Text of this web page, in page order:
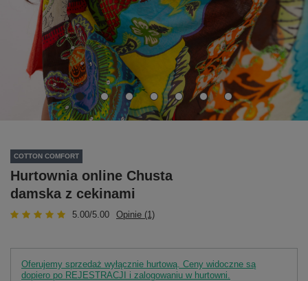
COTTON COMFORT
Hurtownia online Chusta
damska z cekinami
5.00/5.00 Opinie (1)
Oferujemy sprzedaż wyłącznie hurtową. Ceny widoczne są
dopiero po REJESTRACJI i zalogowaniu w hurtowni.